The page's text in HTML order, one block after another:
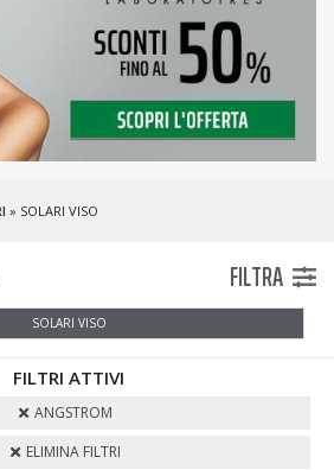
» SOLARI VISO
FILTRA
SOLARI VISO
FILTRI ATTIVI
ANGSTROM
ELIMINA FILTRI